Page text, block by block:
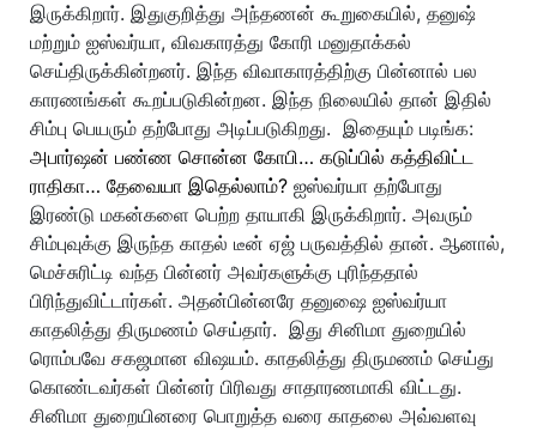
இருக்கிறார். இதுகுறித்து அந்தணன் கூறுகையில், தனுஷ்
மற்றும் ஐஸ்வர்யா, விவகாரத்து கோரி மனுதாக்கல்
செய்திருக்கின்றனர். இந்த விவாகாரத்திற்கு பின்னால் பல
காரணங்கள் கூறப்படுகின்றன. இந்த நிலையில் தான் இதில்
சிம்பு பெயரும் தற்போது அடிப்படுகிறது. இதையும் படிங்க:
அபார்ஷன் பண்ண சொன்ன கோபி… கடுப்பில் கத்திவிட்ட
ராதிகா… தேவையா இதெல்லாம்? ஐஸ்வர்யா தற்போது
இரண்டு மகன்களை பெற்ற தாயாகி இருக்கிறார். அவரும்
சிம்புவுக்கு இருந்த காதல் டீன் ஏஜ் பருவத்தில் தான். ஆனால்,
மெச்சுரிட்டி வந்த பின்னர் அவர்களுக்கு புரிந்ததால்
பிரிந்துவிட்டார்கள். அதன்பின்னரே தனுஷை ஐஸ்வர்யா
காதலித்து திருமணம் செய்தார். இது சினிமா துறையில்
ரொம்பவே சகஜமான விஷயம். காதலித்து திருமணம் செய்து
கொண்டவர்கள் பின்னர் பிரிவது சாதாரணமாகி விட்டது.
சினிமா துறையினரை பொறுத்த வரை காதலை அவ்வளவு